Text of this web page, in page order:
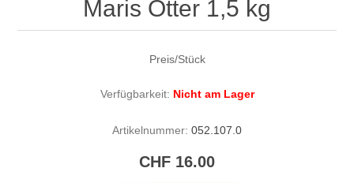
Maris Otter 1,5 kg
Preis/Stück
Verfügbarkeit: Nicht am Lager
Artikelnummer: 052.107.0
CHF 16.00